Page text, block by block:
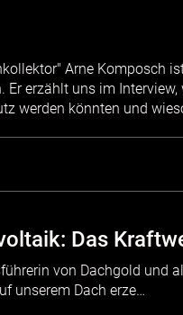
Arne Komposch
erzählt uns im
werden könnten und
Das
von Dachgold und
unserem Dach erze…